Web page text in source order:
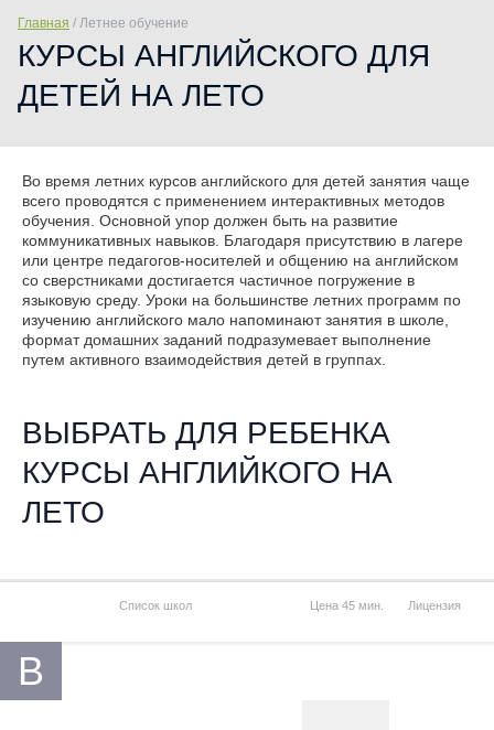
Главная / Летнее обучение
КУРСЫ АНГЛИЙСКОГО ДЛЯ
ДЕТЕЙ НА ЛЕТО
Во время летних курсов английского для детей занятия чаще
всего проводятся с применением интерактивных методов
обучения. Основной упор должен быть на развитие
коммуникативных навыков. Благодаря присутствию в лагере
или центре педагогов-носителей и общению на английском
со сверстниками достигается частичное погружение в
языковую среду. Уроки на большинстве летних программ по
изучению английского мало напоминают занятия в школе,
формат домашних заданий подразумевает выполнение
путем активного взаимодействия детей в группах.
ВЫБРАТЬ ДЛЯ РЕБЕНКА
КУРСЫ АНГЛИЙКОГО НА
ЛЕТО
Список школ Цена 45 мин. Лицензия
B